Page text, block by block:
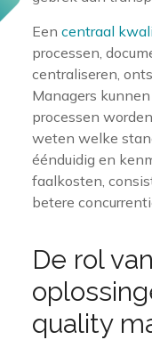
Een centraal
processen,
centraliseren,
Managers
processen
weten welke
éénduidig en
faalkosten,
betere
De rol
quality